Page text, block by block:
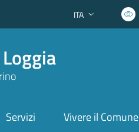
Lingua attiva:
ITA
Servizi Vivere il Comune